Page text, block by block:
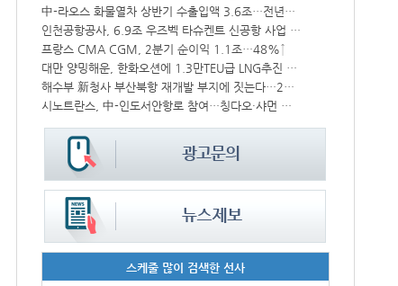
中-라오스 화물열차 상반기 수출입액 3.6조…전년比 34%↑
인천공항공사, 6.9조 우즈벡 타슈켄트 신공항 사업 참여
프랑스 CMA CGM, 2분기 순이익 1.1조…48%↑
대만 양밍해운, 한화오션에 1.3만TEU급 LNG추진 컨선 6척 발주
해수부 新청사 부산북항 재개발 부지에 짓는다…2030년 완공
시노트란스, 中-인도서안항로 참여…칭다오·샤먼 직항
스케줄 많이 검색한 선사